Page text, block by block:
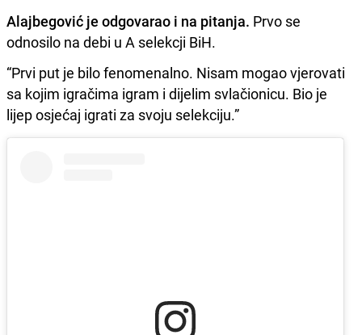
Alajbegović je odgovarao i na pitanja. Prvo se
odnosilo na debi u A selekcji BiH.
“Prvi put je bilo fenomenalno. Nisam mogao vjerovati
sa kojim igračima igram i dijelim svlačionicu. Bio je
lijep osjećaj igrati za svoju selekciju.”